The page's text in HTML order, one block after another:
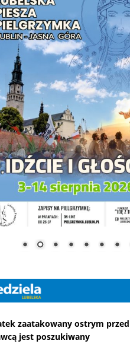
zaatakowany ostrym
jest poszukiwany